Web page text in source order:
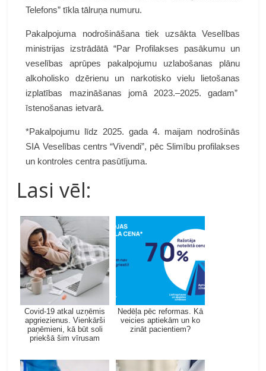
Telefons” tīkla tālruņa numuru.
Pakalpojuma nodrošināšana tiek uzsākta Veselības
ministrijas izstrādātā “Par Profilakses pasākumu un
veselības aprūpes pakalpojumu uzlabošanas plānu
alkoholisko dzērienu un narkotisko vielu lietošanas
izplatības mazināšanas jomā 2023.–2025. gadam”
īstenošanas ietvarā.
*Pakalpojumu līdz 2025. gada 4. maijam nodrošinās
SIA Veselības centrs “Vivendi”, pēc Slimību profilakses
un kontroles centra pasūtījuma.
Lasi vēl:
Covid-19 atkal uzņēmis
apgriezienus. Vienkārši
paņēmieni, kā būt soli
priekšā šim vīrusam
Nedēļa pēc reformas. Kā
veicies aptiekām un ko
zināt pacientiem?